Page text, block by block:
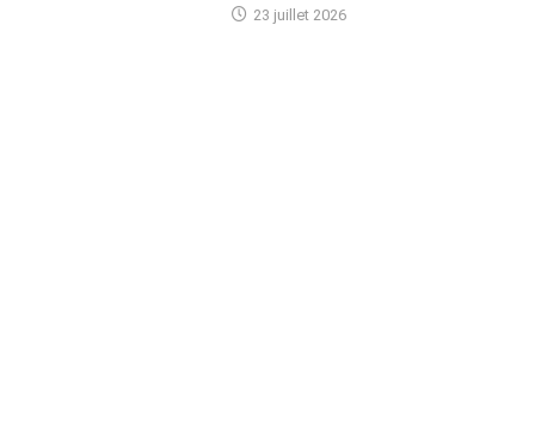
23 juillet 2026